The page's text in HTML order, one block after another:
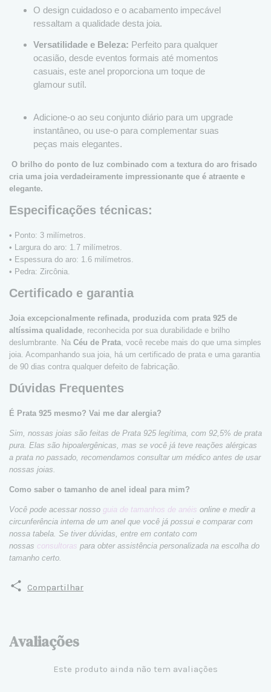
O design cuidadoso e o acabamento impecável
ressaltam a qualidade desta joia.
Versatilidade e Beleza: Perfeito para qualquer
ocasião, desde eventos formais até momentos
casuais, este anel proporciona um toque de
glamour sutíl.
Adicione-o ao seu conjunto diário para um upgrade
instantâneo, ou use-o para complementar suas
peças mais elegantes.
O brilho do ponto de luz combinado com a textura do aro frisado
cria uma joia verdadeiramente impressionante que é atraente e
elegante.
Especificações técnicas:
• Ponto: 3 milímetros.
• Largura do aro: 1.7 milímetros.
• Espessura do aro: 1.6 milímetros.
• Pedra: Zircônia.
Certificado e garantia
Joia excepcionalmente refinada, produzida com prata 925 de
altíssima qualidade , reconhecida por sua durabilidade e brilho
deslumbrante. Na Céu de Prata , você recebe mais do que uma simples
joia. Acompanhando sua joia, há um certificado de prata e uma garantia
de 90 dias contra qualquer defeito de fabricação.
Dúvidas Frequentes
É Prata 925 mesmo? Vai me dar alergia?
Sim, nossas joias são feitas de Prata 925 legítima, com 92,5% de prata
pura. Elas são hipoalergênicas, mas se você já teve reações alérgicas
a prata no passado, recomendamos consultar um médico antes de usar
nossas joias.
Como saber o tamanho de anel ideal para mim?
Você pode acessar nosso guia de tamanhos de anéis online e medir a
circunferência interna de um anel que você já possui e comparar com
nossa tabela. Se tiver dúvidas, entre em contato com
nossas consultoras para obter assistência personalizada na escolha do
tamanho certo.
Compartilhar
Avaliações
Este produto ainda não tem avaliações